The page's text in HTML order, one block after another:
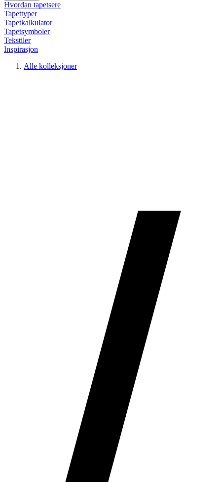
Hvordan tapetsere
Tapettyper
Tapetkalkulator
Tapetsymboler
Tekstiler
Inspirasjon
Alle kolleksjoner